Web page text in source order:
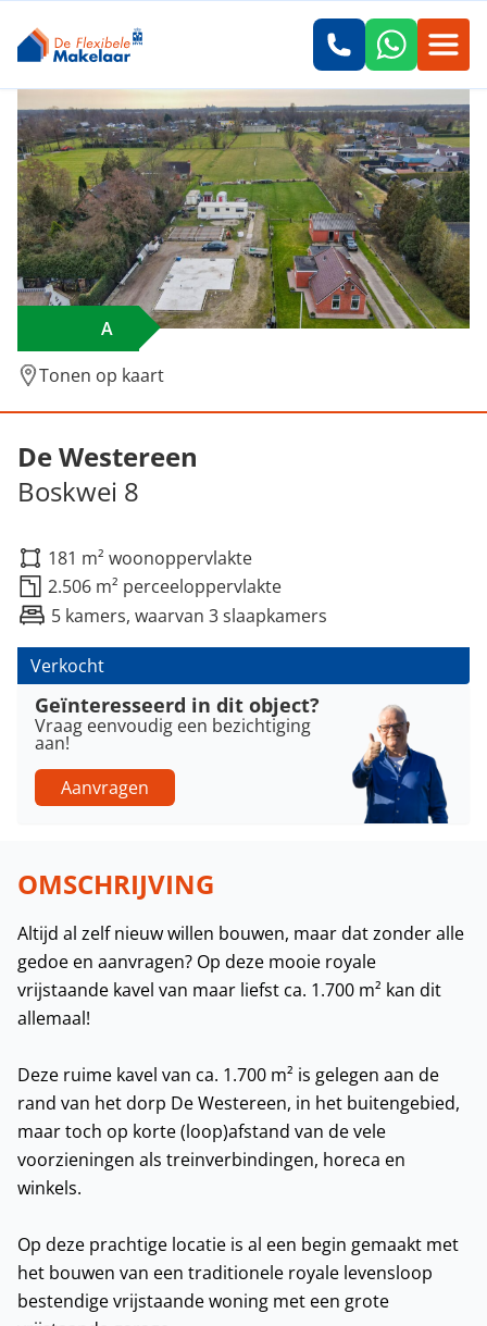
A
Tonen op kaart
De Westereen
Boskwei 8
181 m² woonoppervlakte
2.506 m² perceeloppervlakte
5 kamers, waarvan 3 slaapkamers
Verkocht
Geïnteresseerd in dit object?
Vraag eenvoudig een bezichtiging
aan!
Aanvragen
OMSCHRIJVING
Altijd al zelf nieuw willen bouwen, maar dat zonder alle
gedoe en aanvragen? Op deze mooie royale
vrijstaande kavel van maar liefst ca. 1.700 m² kan dit
allemaal!
Deze ruime kavel van ca. 1.700 m² is gelegen aan de
rand van het dorp De Westereen, in het buitengebied,
maar toch op korte (loop)afstand van de vele
voorzieningen als treinverbindingen, horeca en
winkels.
Op deze prachtige locatie is al een begin gemaakt met
het bouwen van een traditionele royale levensloop
bestendige vrijstaande woning met een grote